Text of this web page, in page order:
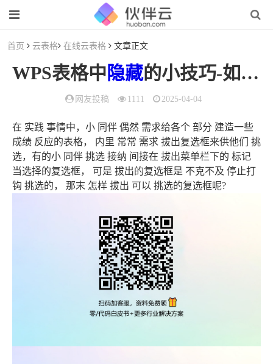
首页 云表格 在线云表格 文章正文
WPS表格中隐藏的小技巧-如何快速的插入复选框及其内容
网友投稿 1111 2025-04-04
在 实践 事情中，小 同伴 偶然 需求给各个 部分 建造一些
成绩 反应的表格， 内里 常常 需求 拔出复选框来供他们 挑
选，有的小 同伴 挑选 接纳 间接在 拔出菜单栏下的 标记
当选择的复选框， 可是 拔出的复选框是 不克不及 停止打
钩 挑选的， 那末 怎样 拔出 可以 挑选的复选框呢?